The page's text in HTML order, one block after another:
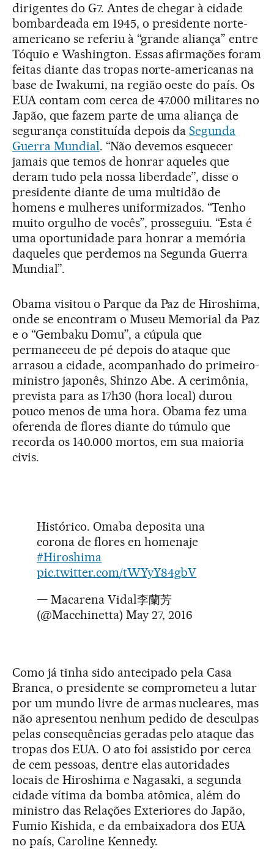
dirigentes do G7. Antes de chegar à cidade
bombardeada em 1945, o presidente norte-
americano se referiu à “grande aliança” entre
Tóquio e Washington. Essas afirmações foram
feitas diante das tropas norte-americanas na
base de Iwakumi, na região oeste do país. Os
EUA contam com cerca de 47.000 militares no
Japão, que fazem parte de uma aliança de
segurança constituída depois daSegunda
Guerra Mundial. “Não devemos esquecer
jamais que temos de honrar aqueles que
deram tudo pela nossa liberdade”, disse o
presidente diante de uma multidão de
homens e mulheres uniformizados. “Tenho
muito orgulho de vocês”, prosseguiu. “Esta é
uma oportunidade para honrar a memória
daqueles que perdemos na Segunda Guerra
Mundial”.
Obama visitou o Parque da Paz de Hiroshima,
onde se encontram o Museu Memorial da Paz
e o “Gembaku Domu”, a cúpula que
permaneceu de pé depois do ataque que
arrasou a cidade, acompanhado do primeiro-
ministro japonês, Shinzo Abe. A cerimônia,
prevista para as 17h30 (hora local) durou
pouco menos de uma hora. Obama fez uma
oferenda de flores diante do túmulo que
recorda os 140.000 mortos, em sua maioria
civis.
Histórico. Omaba deposita una
corona de flores en homenaje
#Hiroshima
pic.twitter.com/tWYyY84gbV
— Macarena Vidal李蘭芳
(@Macchinetta) May 27, 2016
Como já tinha sido antecipado pela Casa
Branca, o presidente se comprometeu a lutar
por um mundo livre de armas nucleares, mas
não apresentou nenhum pedido de desculpas
pelas consequências geradas pelo ataque das
tropas dos EUA. O ato foi assistido por cerca
de cem pessoas, dentre elas autoridades
locais de Hiroshima e Nagasaki, a segunda
cidade vítima da bomba atômica, além do
ministro das Relações Exteriores do Japão,
Fumio Kishida, e da embaixadora dos EUA
no país, Caroline Kennedy.